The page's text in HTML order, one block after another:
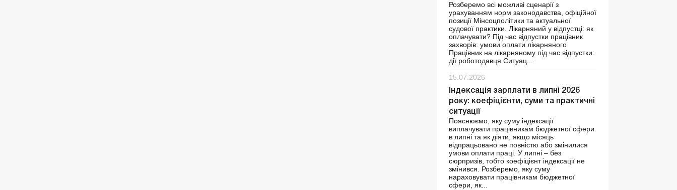
Розберемо всі можливі сценарії з
урахуванням норм законодавства, офіційної
позиції Мінсоцполітики та актуальної
судової практики. Лікарняний у відпустці: як
оплачувати? Під час відпустки працівник
захворів: умови оплати лікарняного
Працівник на лікарняному під час відпустки:
дії роботодавця Ситуац...
15.07.2026
Індексація зарплати в липні 2026
року: коефіцієнти, суми та практичні
ситуації
Пояснюємо, яку суму індексації
виплачувати працівникам бюджетної сфери
в липні та як діяти, якщо місяць
відпрацьовано не повністю або змінилися
умови оплати праці. У липні – без
сюрпризів, тобто коефіцієнт індексації не
змінився. Розберемо, яку суму
нараховувати працівникам бюджетної
сфери, як...